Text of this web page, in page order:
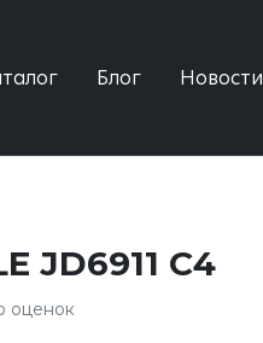
Блог
Новости
JD6911 C4
оценок